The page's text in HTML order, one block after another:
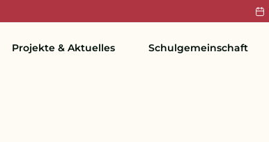
Projekte & Aktuelles Schulgemeinschaft